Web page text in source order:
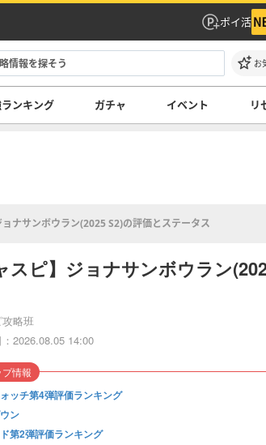
ポイ活
お
ンキング ガチャ イベント リ
ョナサンボウラン(2025 S2)の評価とステータス
スピ】ジョナサンボウラン
略班
2026.08.05 14:00
ッチ第4弾評価ランキング
ン
第2弾評価ランキング
情報